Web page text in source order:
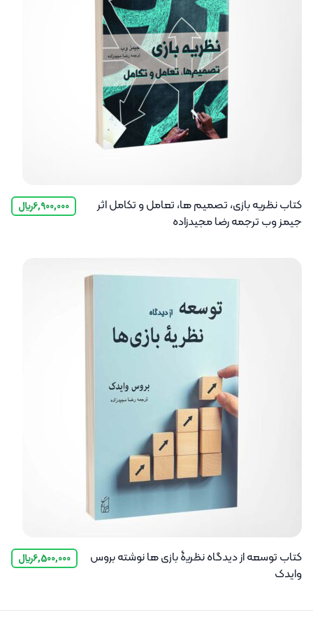
کتاب نظریه بازی، تصمیم ها، تعامل و تکامل اثر
جیمز وب ترجمه رضا مجیدزاده
6,900,000﷼
کتاب توسعه از دیدگاه نظریۀ بازی‌ ها نوشته بروس
وایدک
6,500,000﷼